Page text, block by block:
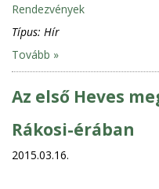
Rendezvények
Típus: Hír
Tovább »
Az első Heves
Rákosi-érában
2015.03.16.